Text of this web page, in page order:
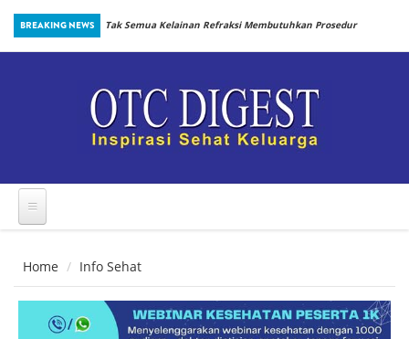
Skip to main content
BREAKING NEWS
Sejak
Tak Semua Kelainan Refraksi Membutuhkan Prosedur
Home Info Sehat